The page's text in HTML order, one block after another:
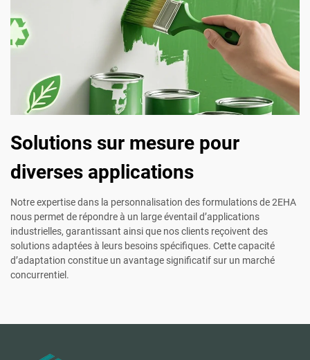
Solutions sur mesure pour
diverses applications
Notre expertise dans la personnalisation des formulations de 2EHA
nous permet de répondre à un large éventail d’applications
industrielles, garantissant ainsi que nos clients reçoivent des
solutions adaptées à leurs besoins spécifiques. Cette capacité
d’adaptation constitue un avantage significatif sur un marché
concurrentiel.